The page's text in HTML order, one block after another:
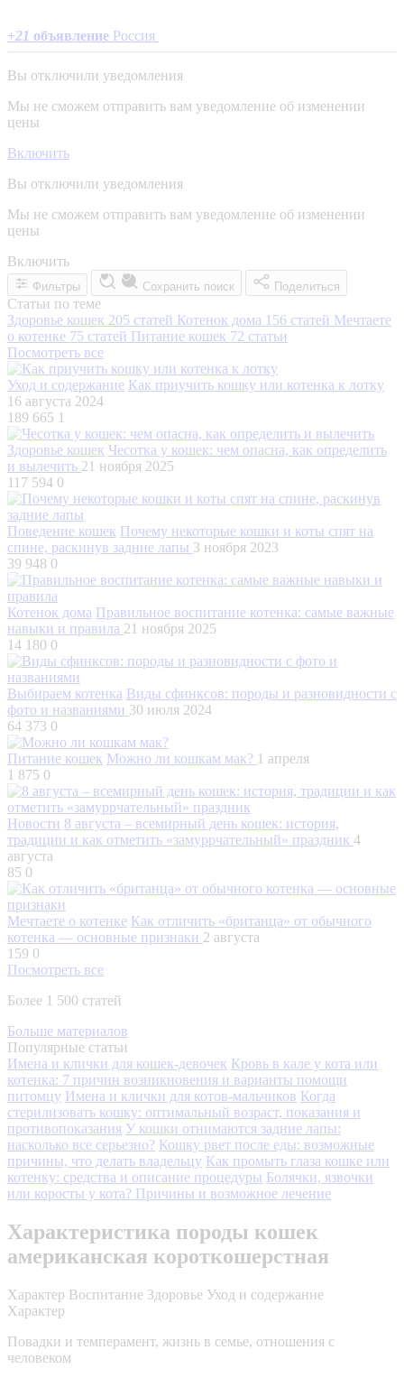
+21 объявление Россия
Вы отключили уведомления
Мы не сможем отправить вам уведомление об изменении
цены
Включить
Вы отключили уведомления
Мы не сможем отправить вам уведомление об изменении
цены
Включить
Фильтры Сохранить поиск Поделиться
Статьи по теме
Здоровье кошек 205 статей Котенок дома 156 статей Мечтаете
о котенке 75 статей Питание кошек 72 статьи
Посмотреть все
Уход и содержание Как приучить кошку или котенка к лотку
16 августа 2024
189 665 1
Здоровье кошек Чесотка у кошек: чем опасна, как определить
и вылечить 21 ноября 2025
117 594 0
Поведение кошек Почему некоторые кошки и коты спят на
спине, раскинув задние лапы 3 ноября 2023
39 948 0
Котенок дома Правильное воспитание котенка: самые важные
навыки и правила 21 ноября 2025
14 180 0
Выбираем котенка Виды сфинксов: породы и разновидности с
фото и названиями 30 июля 2024
64 373 0
Питание кошек Можно ли кошкам мак? 1 апреля
1 875 0
Новости 8 августа – всемирный день кошек: история,
традиции и как отметить «замуррчательный» праздник 4
августа
85 0
Мечтаете о котенке Как отличить «британца» от обычного
котенка — основные признаки 2 августа
159 0
Посмотреть все
Более 1 500 статей
Больше материалов
Популярные статьи
Имена и клички для кошек-девочек Кровь в кале у кота или
котенка: 7 причин возникновения и варианты помощи
питомцу Имена и клички для котов-мальчиков Когда
стерилизовать кошку: оптимальный возраст, показания и
противопоказания У кошки отнимаются задние лапы:
насколько все серьезно? Кошку рвет после еды: возможные
причины, что делать владельцу Как промыть глаза кошке или
котенку: средства и описание процедуры Болячки, язвочки
или коросты у кота? Причины и возможное лечение
Характеристика породы кошек
американская короткошерстная
Характер Воспитание Здоровье Уход и содержание
Характер
Повадки и темперамент, жизнь в семье, отношения с
человеком